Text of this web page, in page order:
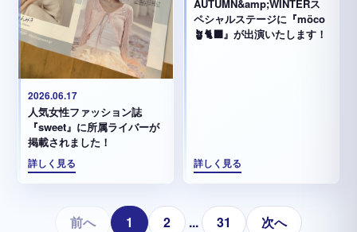
2026.06.17
人気女性ファッション誌
『sweet』に所属ライバーが
掲載されました！
詳しく見る
AUTUMN&amp;WINTERス
ペシャルステージに『möco
🪴🐈‍⬛』が出演いたします！
詳しく見る
前へ 1 2 ... 31 次へ